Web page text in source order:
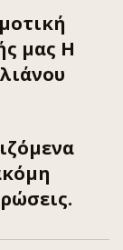
μας Η